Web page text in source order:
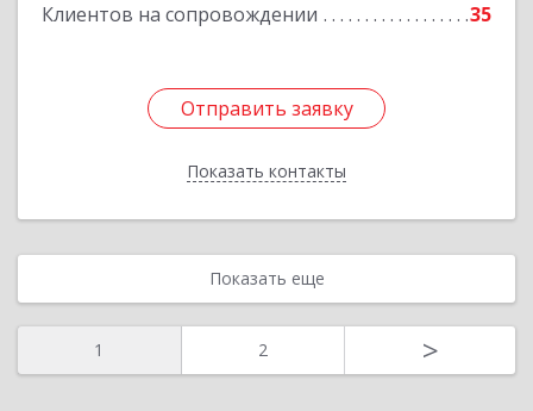
Клиентов на сопровождении 35
Отправить заявку
Показать контакты
Отправить заявку
Назад
Показать еще
1 2 >